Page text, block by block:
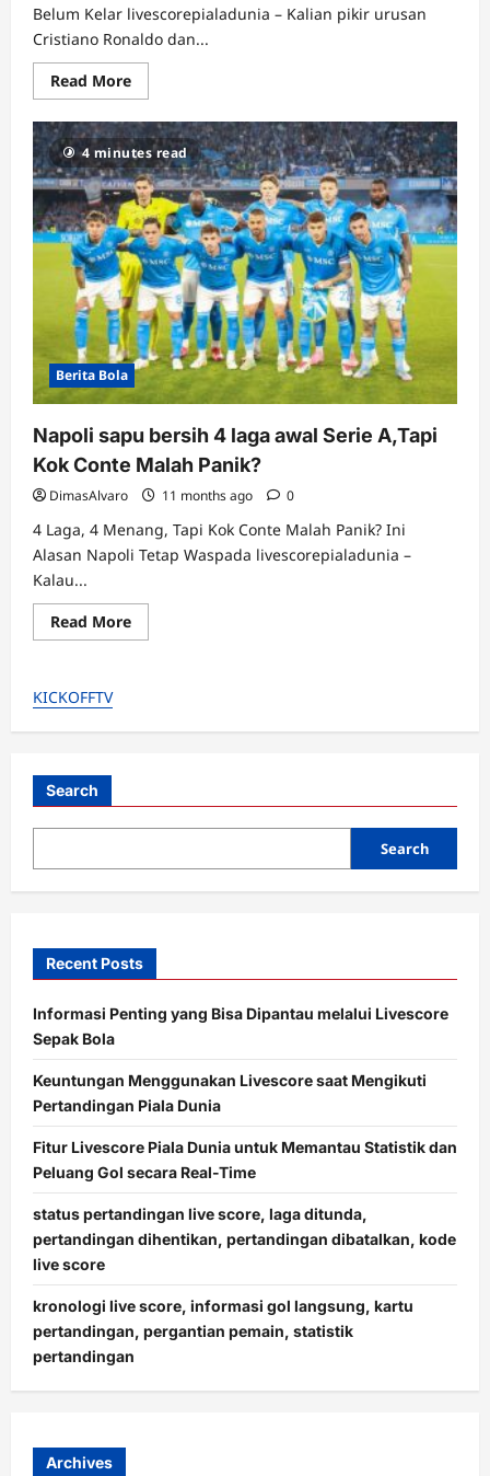
Belum Kelar livescorepialadunia – Kalian pikir urusan
Cristiano Ronaldo dan...
Read MoreRead
more
Udah
Lama
Pindah,
Kok
Ronaldo
Masih
‘Hantui’
Juventus
soal
Gaji?
Bisa
Panjang
Urusannya!
4 minutes read
Berita Bola
Napoli sapu bersih 4 laga awal Serie A,Tapi
Kok Conte Malah Panik?
DimasAlvaro 11 months ago 0
4 Laga, 4 Menang, Tapi Kok Conte Malah Panik? Ini
Alasan Napoli Tetap Waspada livescorepialadunia –
Kalau...
Read MoreRead
more
laga
Conte
Panik?
KICKOFFTV
Search
Search
Recent Posts
Informasi Penting yang Bisa Dipantau melalui Livescore
Sepak Bola
Keuntungan Menggunakan Livescore saat Mengikuti
Pertandingan Piala Dunia
Fitur Livescore Piala Dunia untuk Memantau Statistik dan
Peluang Gol secara Real-Time
status pertandingan live score, laga ditunda,
pertandingan dihentikan, pertandingan dibatalkan, kode
live score
kronologi live score, informasi gol langsung, kartu
pertandingan, pergantian pemain, statistik
pertandingan
Archives